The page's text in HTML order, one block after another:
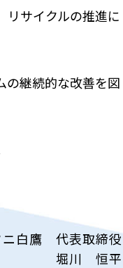
リサイクルの推進に
の継続的な改善を図
ニ白鷹 代表取締役
堀川 恒平